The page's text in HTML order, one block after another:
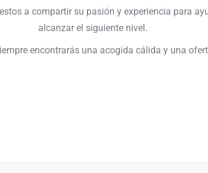
a compartir su pasión y experiencia para
alcanzar el siguiente nivel.
encontrarás una acogida cálida y una